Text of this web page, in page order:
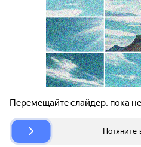
Поиск запчастей
Для автокомпаний
Авторазборки